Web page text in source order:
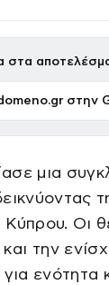
στα
στην
μια
Οι
την
ενότητα